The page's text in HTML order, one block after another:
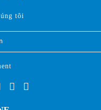
tôi